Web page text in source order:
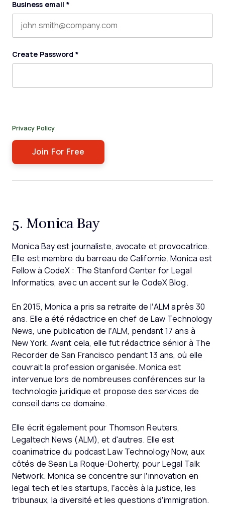
Business email *
Create Password *
Privacy Policy
5. Monica Bay
Monica Bay est journaliste, avocate et provocatrice.
Elle est membre du barreau de Californie. Monica est
Fellow à CodeX : The Stanford Center for Legal
Informatics, avec un accent sur le CodeX Blog.
En 2015, Monica a pris sa retraite de l’ALM après 30
ans. Elle a été rédactrice en chef de Law Technology
News, une publication de l’ALM, pendant 17 ans à
New York. Avant cela, elle fut rédactrice sénior à The
Recorder de San Francisco pendant 13 ans, où elle
couvrait la profession organisée. Monica est
intervenue lors de nombreuses conférences sur la
technologie juridique et propose des services de
conseil dans ce domaine.
Elle écrit également pour Thomson Reuters,
Legaltech News (ALM), et d'autres. Elle est
coanimatrice du podcast Law Technology Now, aux
côtés de Sean La Roque-Doherty, pour Legal Talk
Network. Monica se concentre sur l’innovation en
legal tech et les startups, l’accès à la justice, les
tribunaux, la diversité et les questions d’immigration.